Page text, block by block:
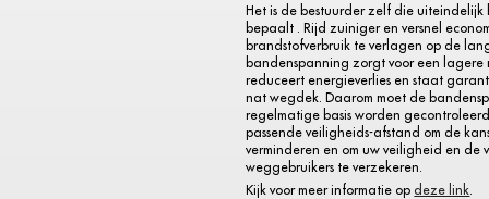
Het is de bestuurder zelf die uiteindelijk
bepaalt . Rijd zuiniger en versnel
brandstofverbruik te verlagen op de
bandenspanning zorgt voor een lagere
reduceert energieverlies en staat
nat wegdek. Daarom moet de
regelmatige basis worden
passende veiligheids-afstand om de
verminderen en om uw veiligheid en de
weggebruikers te verzekeren.
Kijk voor meer informatie op deze link